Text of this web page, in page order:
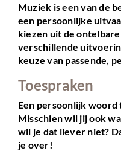
Muziek is een van de
een persoonlijke
kiezen uit de
verschillende
keuze van passende,
Toespraken
Een persoonlijk woord
Misschien wil jij ook
wil je dat liever niet?
je over!